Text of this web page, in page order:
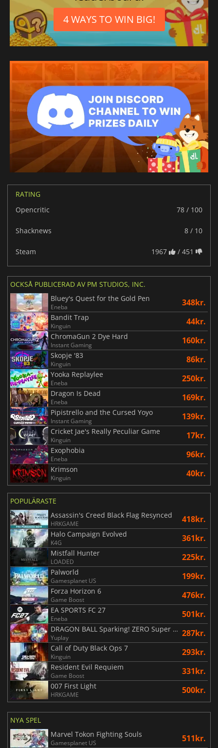
4 WAYS TO WIN BIG!
RATING
Opencritic
78 / 100
Shacknews 8 / 10
Steam 1967 / 451
OCKSÅ PUBLICERAD AV PM STUDIOS, INC.
Bluey's Quest for the Gold Pen
Eneba 348kr.
Bandit Trap
Kinguin 44kr.
ChromaGun 2 Dye Hard
Instant Gaming 160kr.
Skopje '83
Kinguin 86kr.
Yooka Replaylee
Eneba 250kr.
Dragon Is Dead
Eneba 169kr.
Pipistrello and the Cursed Yoyo
Instant Gaming 139kr.
Cricket Jae's Really Peculiar Game
Kinguin 17kr.
Exophobia
Eneba 96kr.
Krimson
Kinguin 40kr.
POPULÄRASTE
Assassin's Creed Black Flag Resynced
HRKGAME 418kr.
Halo Campaign Evolved
K4G 361kr.
Mistfall Hunter
LOADED 225kr.
Palworld
Gamesplanet US 199kr.
Forza Horizon 6
Game Boost 476kr.
EA SPORTS FC 27
Eneba 501kr.
DRAGON BALL Sparking! ZERO Super Limit Breaking NEO
Yuplay 287kr.
Call of Duty Black Ops 7
Kinguin 293kr.
Resident Evil Requiem
Game Boost 331kr.
007 First Light
HRKGAME 500kr.
NYA SPEL
Marvel Tokon Fighting Souls
Gamesplanet US 511kr.